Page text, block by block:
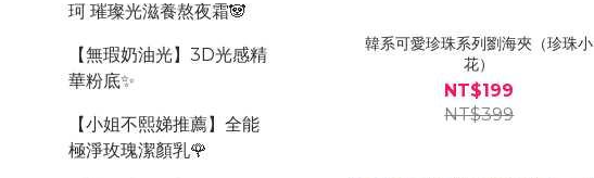
珂 璀璨光滋養熬夜霜🐼
【無瑕奶油光】3D光感精
華粉底✨
【小姐不熙娣推薦】全能
極淨玫瑰潔顏乳🌹
韓系可愛珍珠系列劉海夾（珍珠小
花）
NT$199
NT$399